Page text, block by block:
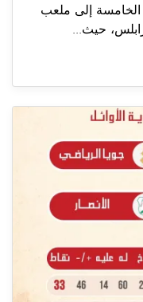
الخامسة إلى ملعب
حيث...